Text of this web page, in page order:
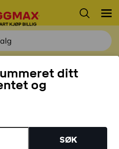
ditt
og
SØK
til